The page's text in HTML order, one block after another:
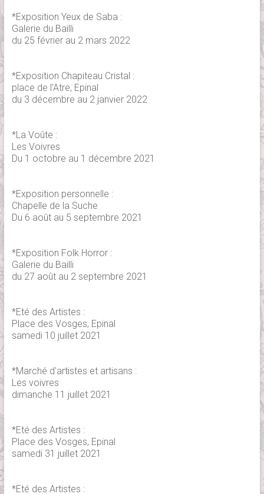
*Exposition Yeux de Saba :
Galerie du Bailli
du 25 février au 2 mars 2022
*Exposition Chapiteau Cristal :
place de l'Atre, Epinal
du 3 décembre au 2 janvier 2022
*La Voûte :
Les Voivres
Du 1 octobre au 1 décembre 2021
*Exposition personnelle :
Chapelle de la Suche
Du 6 août au 5 septembre 2021
*Exposition Folk Horror :
Galerie du Bailli
du 27 août au 2 septembre 2021
*Eté des Artistes :
Place des Vosges, Epinal
samedi 10 juillet 2021
*Marché d'artistes et artisans :
Les voivres
dimanche 11 juillet 2021
*Eté des Artistes :
Place des Vosges, Epinal
samedi 31 juillet 2021
*Eté des Artistes :